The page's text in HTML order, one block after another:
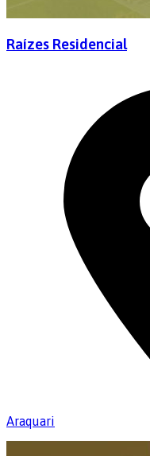
Raízes Residencial
Araquari